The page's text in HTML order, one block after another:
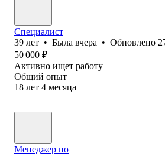
Специалист
39 лет • Была вчера • Обновлено
50 000 ₽
Активно ищет работу
Общий опыт
18 лет 4 месяца
Менеджер по